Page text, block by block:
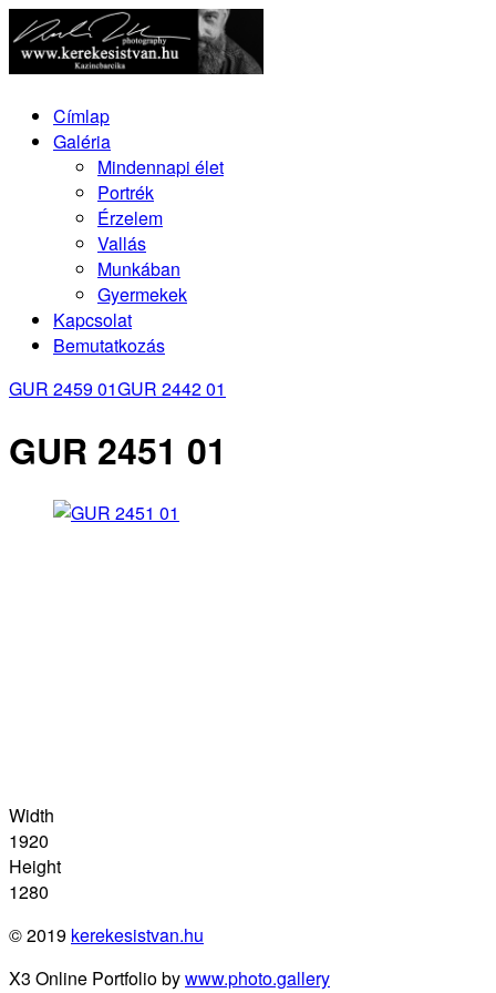
Címlap
Galéria
Mindennapi élet
Portrék
Érzelem
Vallás
Munkában
Gyermekek
Kapcsolat
Bemutatkozás
GUR 2459 01GUR 2442 01
GUR 2451 01
Width
1920
Height
1280
© 2019 kerekesistvan.hu
X3 Online Portfolio bywww.photo.gallery